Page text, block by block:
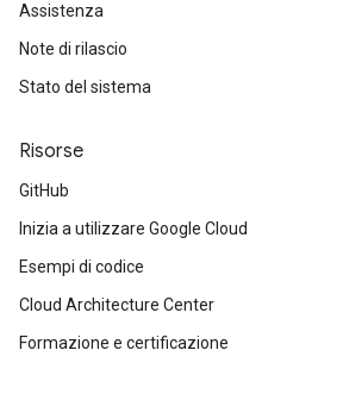
Assistenza
Note di rilascio
Stato del sistema
Risorse
GitHub
Inizia a utilizzare Google Cloud
Esempi di codice
Cloud Architecture Center
Formazione e certificazione